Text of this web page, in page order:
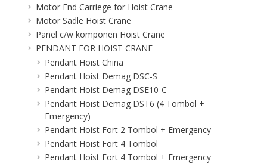
Motor End Carriege for Hoist Crane
Motor Sadle Hoist Crane
Panel c/w komponen Hoist Crane
PENDANT FOR HOIST CRANE
Pendant Hoist China
Pendant Hoist Demag DSC-S
Pendant Hoist Demag DSE10-C
Pendant Hoist Demag DST6 (4 Tombol +
Emergency)
Pendant Hoist Fort 2 Tombol + Emergency
Pendant Hoist Fort 4 Tombol
Pendant Hoist Fort 4 Tombol + Emergency